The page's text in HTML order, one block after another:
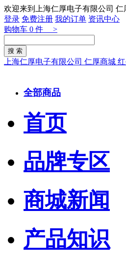
欢迎来到上海仁厚电子有限公司
登录 免费注册 我的订单 资讯中心
购物车 0 件 >
上海仁厚电子有限公司 仁厚商城
全部商品
首页
品牌专区
商城新闻
产品知识